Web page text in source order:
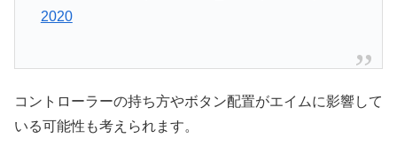
2020
コントローラーの持ち方やボタン配置がエイムに影響して
いる可能性も考えられます。